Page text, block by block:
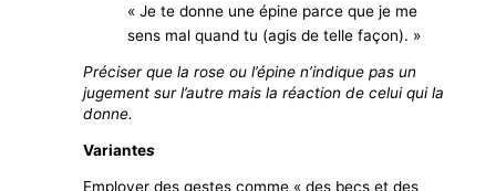
« Je te donne une épine parce que je me
sens mal quand tu (agis de telle façon). »
Préciser que la rose ou l’épine n’indique pas un
jugement sur l’autre mais la réaction de celui qui la
donne.
Variantes
Employer des gestes comme « des becs et des